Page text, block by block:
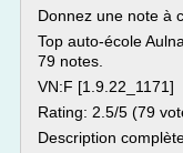
Donnez une note à
Top auto-école
79 notes.
VN:F [1.9.22_1171]
Rating: 2.5/5 (79
Description